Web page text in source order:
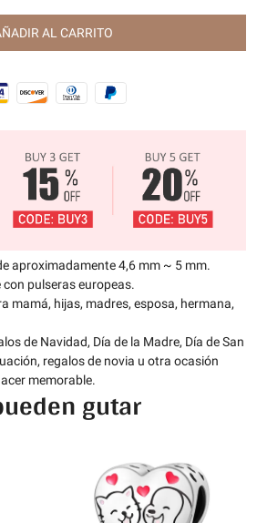
AL CARRITO
aproximadamente 4,6 mm ~ 5 mm.
pulseras europeas.
mamá, hijas, madres, esposa, hermana,
de Navidad, Día de la Madre, Día de San
regalos de novia u otra ocasión
memorable.
gutar